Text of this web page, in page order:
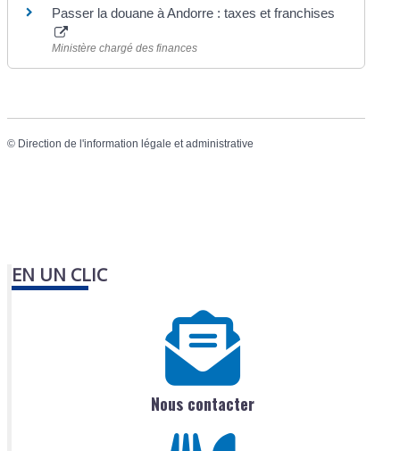
Passer la douane à Andorre : taxes et franchises
Ministère chargé des finances
© Direction de l'information légale et administrative
EN UN CLIC
Nous contacter